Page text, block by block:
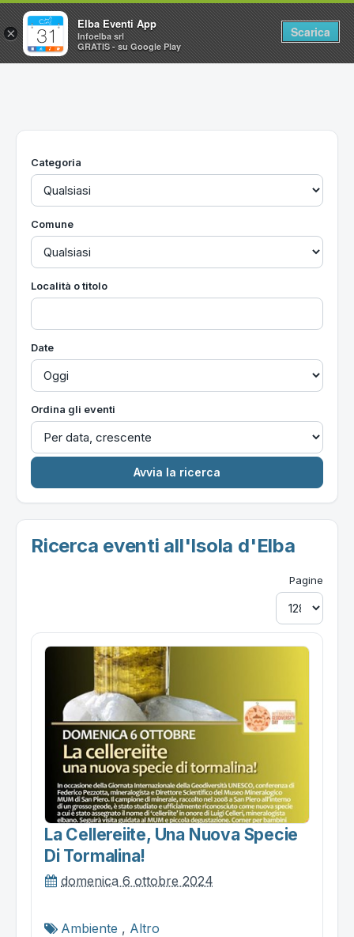
Home
Utilità
Categoria
Comune
Località o titolo
Date
Ordina gli eventi
Ricerca eventi all'Isola d'Elba
Pagine
La Cellereiite, Una Nuova Specie
Di Tormalina!
domenica 6 ottobre 2024
Ambiente , Altro
×
Elba Eventi App
Infoelba srl
GRATIS - su Google Play
Scarica